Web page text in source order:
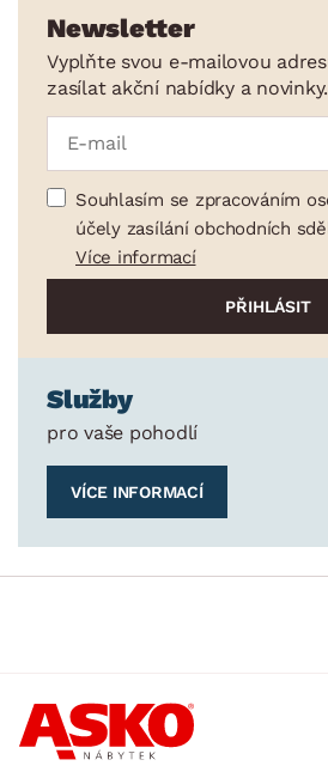
Newsletter
Vyplňte svou e-mailovou
zasílat akční nabídky a novinky.
Souhlasím se zpracováním
účely zasílání obchodních
Více informací
Služby
pro vaše pohodlí
VÍCE INFORMACÍ